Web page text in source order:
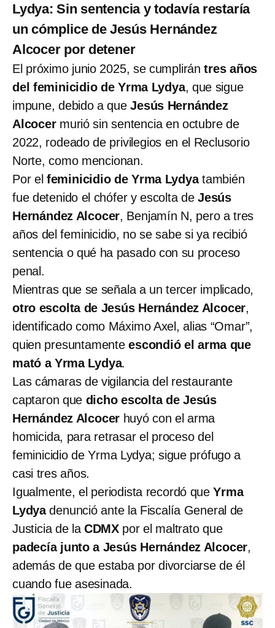
Lydya: Sin sentencia y todavía restaría
un cómplice de Jesús Hernández
Alcocer por detener
El próximo junio 2025, se cumplirántres años
del feminicidio de Yrma Lydya, que sigue
impune, debido a queJesús Hernández
Alcocermurió sin sentencia en octubre de
2022, rodeado de privilegios en el Reclusorio
Norte, como mencionan.
Por el feminicidio de Yrma Lydyatambién
fue detenido el chófer y escolta de Jesús
Hernández Alcocer, Benjamín N, pero a tres
años del feminicidio, no se sabe si ya recibió
sentencia o qué ha pasado con su proceso
penal.
Mientras que se señala a un tercer implicado,
otro escolta de Jesús Hernández Alcocer,
identificado como Máximo Axel, alias “Omar”,
quien presuntamenteescondió el arma que
mató a Yrma Lydya.
Las cámaras de vigilancia del restaurante
captaron que dicho escolta de Jesús
Hernández Alcocer huyó con el arma
homicida, para retrasar el proceso del
feminicidio de Yrma Lydya; sigue prófugo a
casi tres años.
Igualmente, el periodista recordó queYrma
Lydyadenunció ante la Fiscalía General de
Justicia de la CDMX por el maltrato que
padecía junto a Jesús Hernández Alcocer,
además de que estaba por divorciarse de él
cuando fue asesinada.